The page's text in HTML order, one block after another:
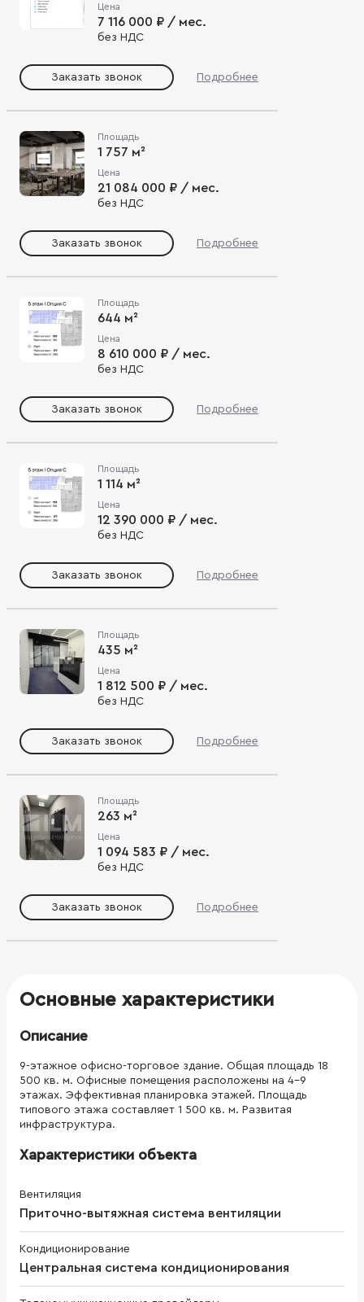
Цена
7 116 000 ₽ / мес.
без НДС
Заказать звонок Подробнее
Площадь
1 757 м²
Цена
21 084 000 ₽ / мес.
без НДС
Заказать звонок Подробнее
Площадь
644 м²
Цена
8 610 000 ₽ / мес.
без НДС
Заказать звонок Подробнее
Площадь
1 114 м²
Цена
12 390 000 ₽ / мес.
без НДС
Заказать звонок Подробнее
Площадь
435 м²
Цена
1 812 500 ₽ / мес.
без НДС
Заказать звонок Подробнее
Площадь
263 м²
Цена
1 094 583 ₽ / мес.
без НДС
Заказать звонок Подробнее
Основные характеристики
Описание
9-этажное офисно-торговое здание. Общая площадь 18
500 кв. м. Офисные помещения расположены на 4-9
этажах. Эффективная планировка этажей. Площадь
типового этажа составляет 1 500 кв. м. Развитая
инфраструктура.
Характеристики объекта
Вентиляция
Приточно-вытяжная система вентиляции
Кондиционирование
Центральная система кондиционирования